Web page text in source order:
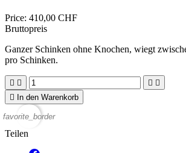
Price: 410,00 CHF
Bruttopreis
Ganzer Schinken ohne Knochen, wiegt
pro Schinken.
   

In den Warenkorb
favorite_border
Teilen